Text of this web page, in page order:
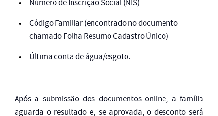
Número de Inscrição Social (NIS)
Código Familiar (encontrado no documento
chamado Folha Resumo Cadastro Único)
Última conta de água/esgoto.
Após a submissão dos documentos online, a família
aguarda o resultado e, se aprovada, o desconto será